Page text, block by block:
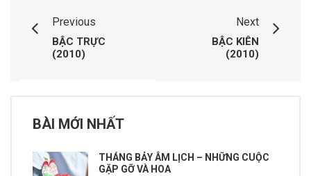
Previous
BẬC TRỰC
(2010)
Next
BẬC KIÊN
(2010)
BÀI MỚI NHẤT
THÁNG BẢY ÂM LỊCH – NHỮNG CUỘC
GẶP GỠ VÀ HOA